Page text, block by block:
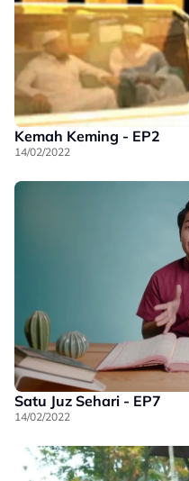
Kemah Keming - EP2
14/02/2022
Satu Juz Sehari - EP7
14/02/2022